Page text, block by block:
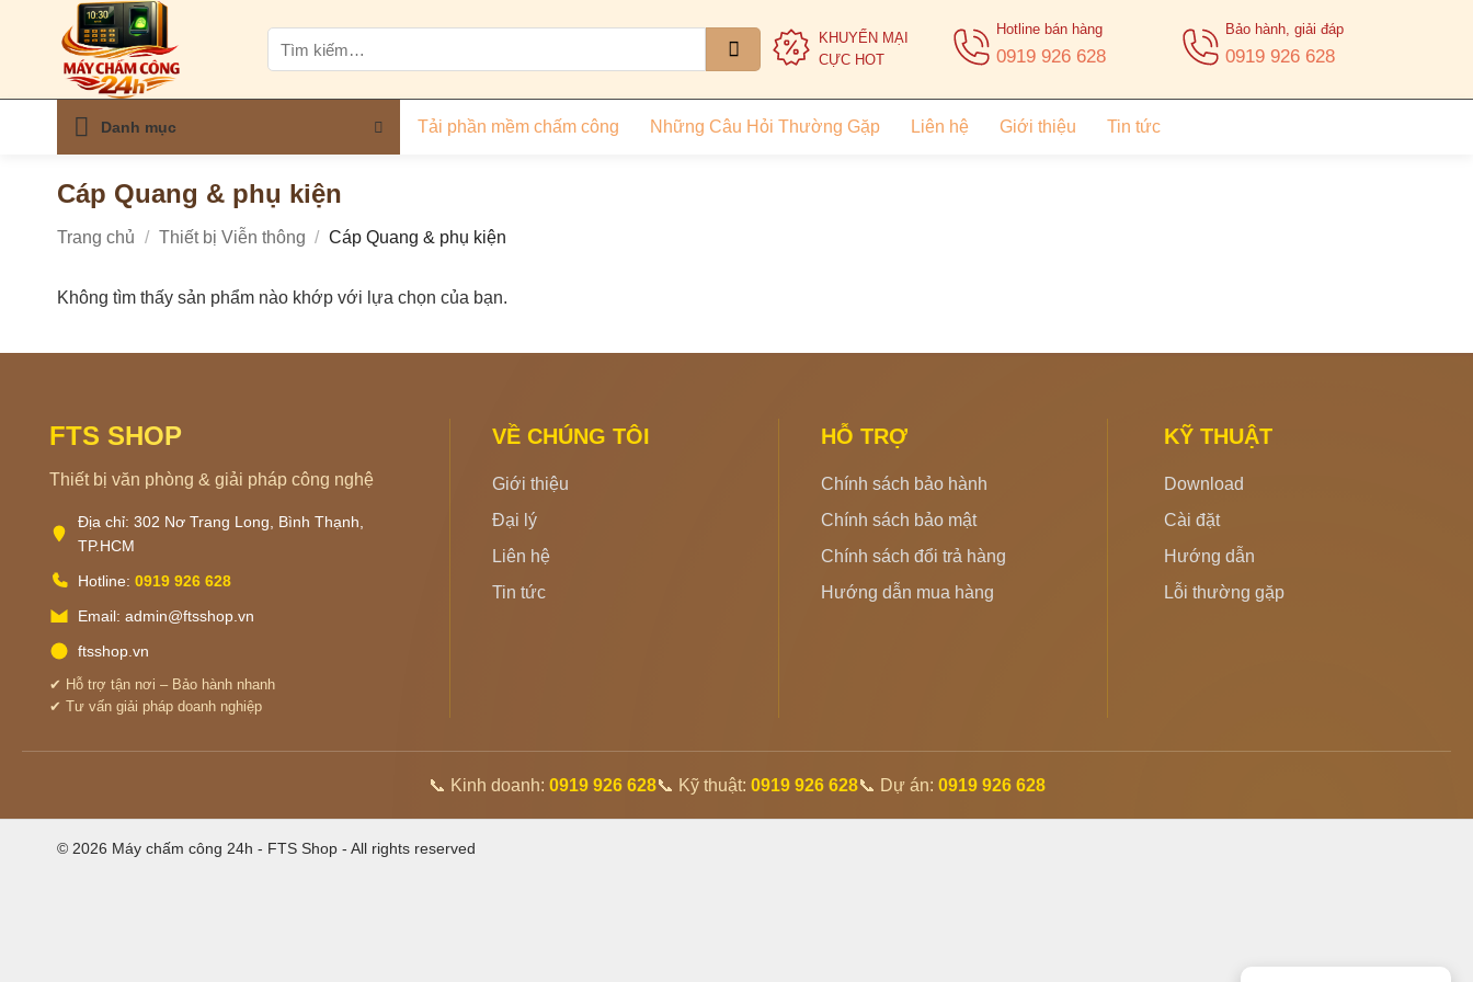
dung
KHUYẾN MẠI
CỰC HOT
Hotline bán hàng
0919 926 628
Bảo hành, giải đáp
0919 926 628
Danh mục Tải phần mềm chấm công Những Câu Hỏi Thường Gặp Liên hệ Giới thiệu Tin tức
Cáp Quang & phụ kiện
Trang chủ / Thiết bị Viễn thông / Cáp Quang & phụ kiện
Không tìm thấy sản phẩm nào khớp với lựa chọn của bạn.
FTS SHOP
Thiết bị văn phòng & giải pháp công nghệ
Địa chỉ: 302 Nơ Trang Long, Bình Thạnh,
TP.HCM
Hotline: 0919 926 628
Email: admin@ftsshop.vn
ftsshop.vn
✔ Hỗ trợ tận nơi – Bảo hành nhanh
✔ Tư vấn giải pháp doanh nghiệp
VỀ CHÚNG TÔI
Giới thiệu
Đại lý
Liên hệ
Tin tức
HỖ TRỢ
Chính sách bảo hành
Chính sách bảo mật
Chính sách đổi trả hàng
Hướng dẫn mua hàng
KỸ THUẬT
Download
Cài đặt
Hướng dẫn
Lỗi thường gặp
📞 Kinh doanh: 0919 926 628📞 Kỹ thuật: 0919 926 628📞 Dự án: 0919 926 628
© 2026 Máy chấm công 24h - FTS Shop - All rights reserved